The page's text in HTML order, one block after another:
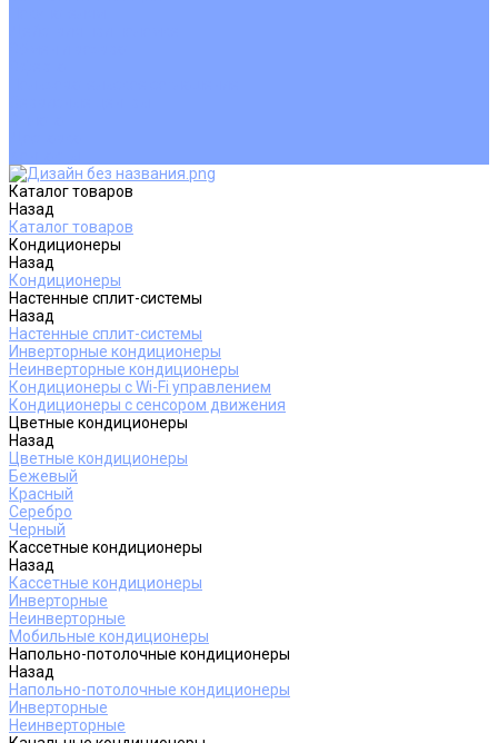
Каталог товаров
Назад
Каталог товаров
Кондиционеры
Назад
Кондиционеры
Настенные сплит-системы
Назад
Настенные сплит-системы
Инверторные кондиционеры
Неинверторные кондиционеры
Кондиционеры с Wi-Fi управлением
Кондиционеры с сенсором движения
Цветные кондиционеры
Назад
Цветные кондиционеры
Бежевый
Красный
Серебро
Черный
Кассетные кондиционеры
Назад
Кассетные кондиционеры
Инверторные
Неинверторные
Мобильные кондиционеры
Напольно-потолочные кондиционеры
Назад
Напольно-потолочные кондиционеры
Инверторные
Неинверторные